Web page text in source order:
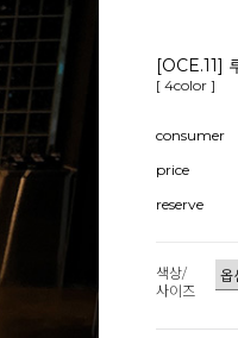
[OCE.11]
[ 4color ]
consumer
price
reserve
색상/
사이즈